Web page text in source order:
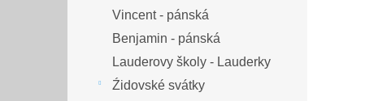
Vincent - pánská
Benjamin - pánská
Lauderovy školy - Lauderky
Źidovské svátky